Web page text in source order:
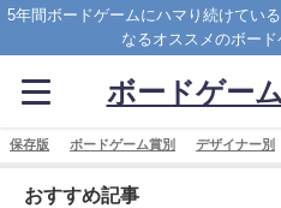
5年間ボードゲームにハマり続けてい
なるオススメのボー
ボードゲー
保存版 ボードゲーム賞別 デザイナー別
おすすめ記事